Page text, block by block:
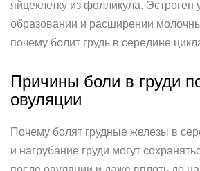
яйцеклетку из фолликула. Эстроген
образовании и расширении
почему болит грудь в середине
Причины боли в груди
овуляции
Почему болят грудные железы в
и нагрубание груди могут